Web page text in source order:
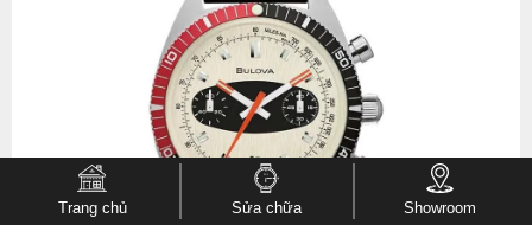
Trang chủ Sửa chữa Showroom